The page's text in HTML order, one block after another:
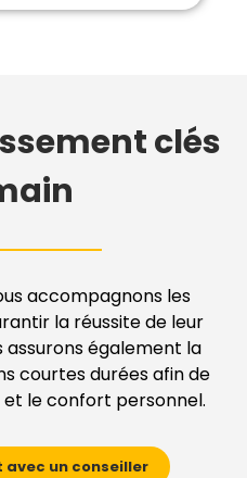
clés
accompagnons les
la réussite de leur
assurons également la
courtes durées afin de
le confort personnel.
avec un conseiller